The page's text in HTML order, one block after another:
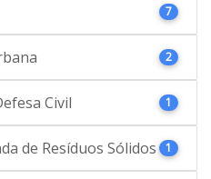
7
2
Civil 1
de Resíduos Sólidos 1